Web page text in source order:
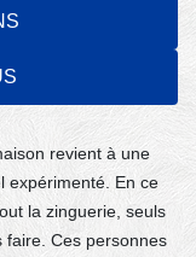
de
dans
et ses
revient à une
expérimenté. En ce
la zinguerie, seuls
faire. Ces personnes